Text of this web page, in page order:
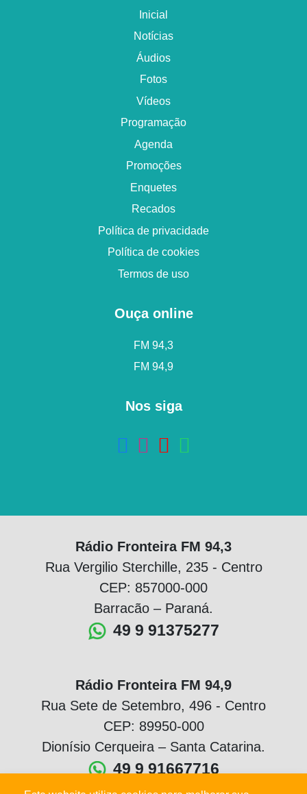
Inicial
Notícias
Áudios
Fotos
Vídeos
Programação
Agenda
Promoções
Enquetes
Recados
Política de privacidade
Política de cookies
Termos de uso
Ouça online
FM 94,3
FM 94,9
Nos siga
Rádio Fronteira FM 94,3
Rua Vergilio Sterchille, 235 - Centro
CEP: 857000-000
Barracão – Paraná.
49 9 91375277
Rádio Fronteira FM 94,9
Rua Sete de Setembro, 496 - Centro
CEP: 89950-000
Dionísio Cerqueira – Santa Catarina.
49 9 91667716